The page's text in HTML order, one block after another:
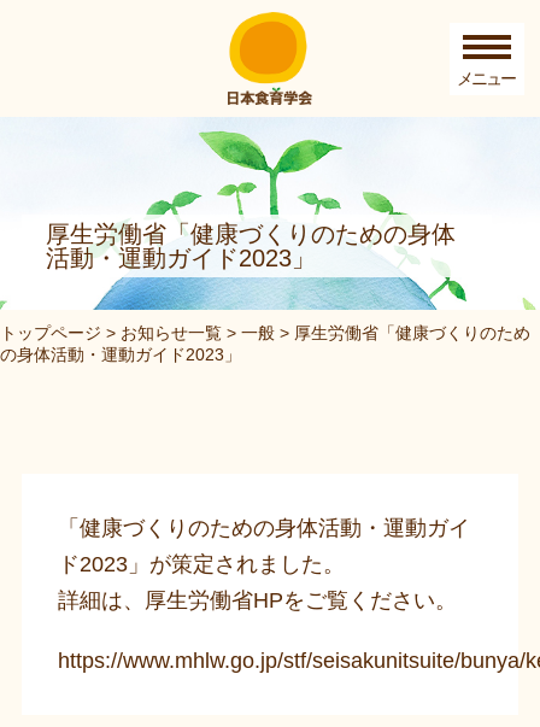
厚生労働省「健康づくりのための身体
活動・運動ガイド2023」
トップページ > お知らせ一覧 > 一般 > 厚生労働省「健康づくりのため
の身体活動・運動ガイド2023」
「健康づくりのための身体活動・運動ガイ
ド2023」が策定されました。
詳細は、厚生労働省HPをご覧ください。
https://www.mhlw.go.jp/stf/seisakunitsuite/